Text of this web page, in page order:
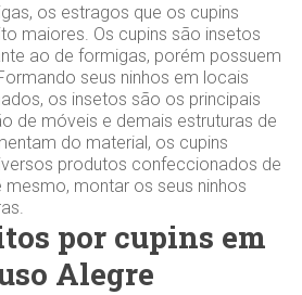
os estragos que os cupins
maiores. Os cupins são insetos
ao de formigas, porém possuem
seus ninhos em locais
os insetos são os principais
de móveis e demais estruturas de
do material, os cupins
produtos confeccionados de
montar os seus ninhos
por cupins em
Alegre